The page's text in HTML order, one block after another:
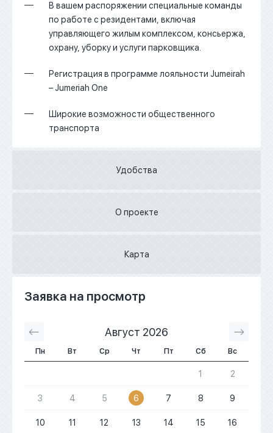
В вашем распоряжении специальные команды
по работе с резидентами, включая
управляющего жилым комплексом, консьержа,
охрану, уборку и услуги парковщика.
Регистрация в программе лояльности Jumeirah
– Jumeriah One
Широкие возможности общественного
транспорта
Удобства
О проекте
Карта
Заявка на просмотр
Август 2026
Пн Вт Ср Чт Пт Сб Вс
1 2
3 4 5 6 7 8 9
10 11 12 13 14 15 16